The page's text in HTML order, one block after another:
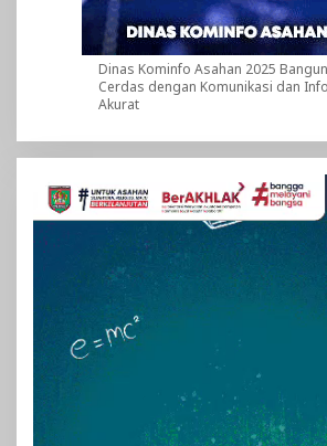
Dinas Kominfo Asahan 2025
Cerdas dengan Komunikasi dan
Akurat
Pemutar
Video